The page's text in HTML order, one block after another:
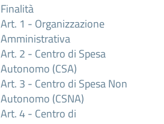
Finalità
Art. 1 - Organizzazione
Amministrativa
Art. 2 - Centro di Spesa
Autonomo (CSA)
Art. 3 - Centro di Spesa Non
Autonomo (CSNA)
Art. 4 - Centro di